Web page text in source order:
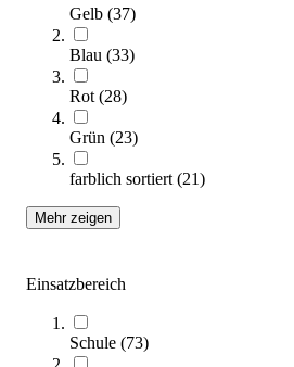
Gelb (37)
Blau (33)
Rot (28)
Grün (23)
farblich sortiert (21)
Mehr zeigen
Einsatzbereich
Schule (73)
Zum Produkt
Sofort lieferbar
114,00 €
Zum Produkt
Längere Lieferzeit